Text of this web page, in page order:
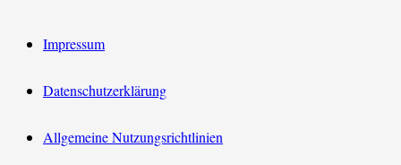
Impressum
Datenschutzerklärung
Allgemeine Nutzungsrichtlinien